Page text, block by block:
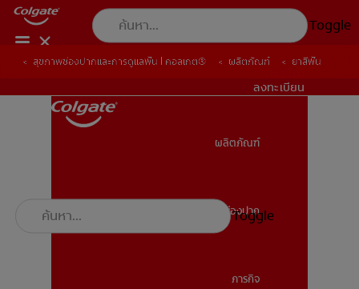
Toggle
ลงทะเบียน
ผลิตภัณฑ์
สุขภาพช่องปาก
ภารกิจ
Toggle
สุขภาพช่องปากและการดูแลฟัน | คอลเกต® ผลิตภัณฑ์ ยาสีฟัน